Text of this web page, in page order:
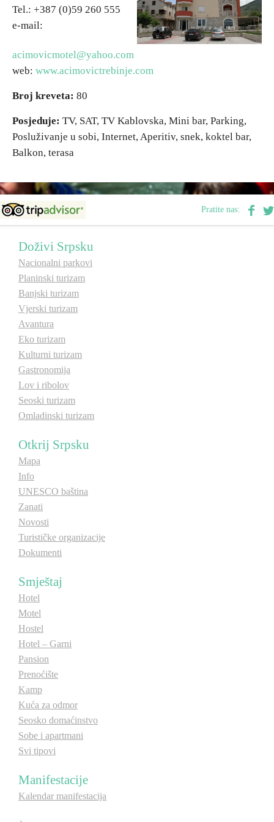
Vjerski turizam
Avantura
Eko turizam
Kulturni turizam
Lov i ribolov
Omladinski turizam
Destinacije
Spisak destinacija
Mapa destinacija
Manifestacije
Multimedija
Foto
Video
Otkrij Srpsku
Tel.: +387 (0)59 260 555
e-mail:
acimovicmotel@yahoo.com
web: www.acimovictrebinje.com
Broj kreveta: 80
Posjeduje: TV, SAT, TV Kablovska, Mini bar, Parking,
Posluživanje u sobi, Internet, Aperitiv, snek, koktel bar,
Balkon, terasa
Pratite nas:
Doživi Srpsku
Nacionalni parkovi
Planinski turizam
Banjski turizam
Vjerski turizam
Avantura
Eko turizam
Kulturni turizam
Gastronomija
Lov i ribolov
Seoski turizam
Omladinski turizam
Otkrij Srpsku
Mapa
Info
UNESCO baština
Zanati
Novosti
Turističke organizacije
Dokumenti
Smještaj
Hotel
Motel
Hostel
Hotel – Garni
Pansion
Prenoćište
Kamp
Kuća za odmor
Seosko domaćinstvo
Sobe i apartmani
Svi tipovi
Manifestacije
Kalendar manifestacija